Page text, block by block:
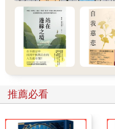
推薦必看